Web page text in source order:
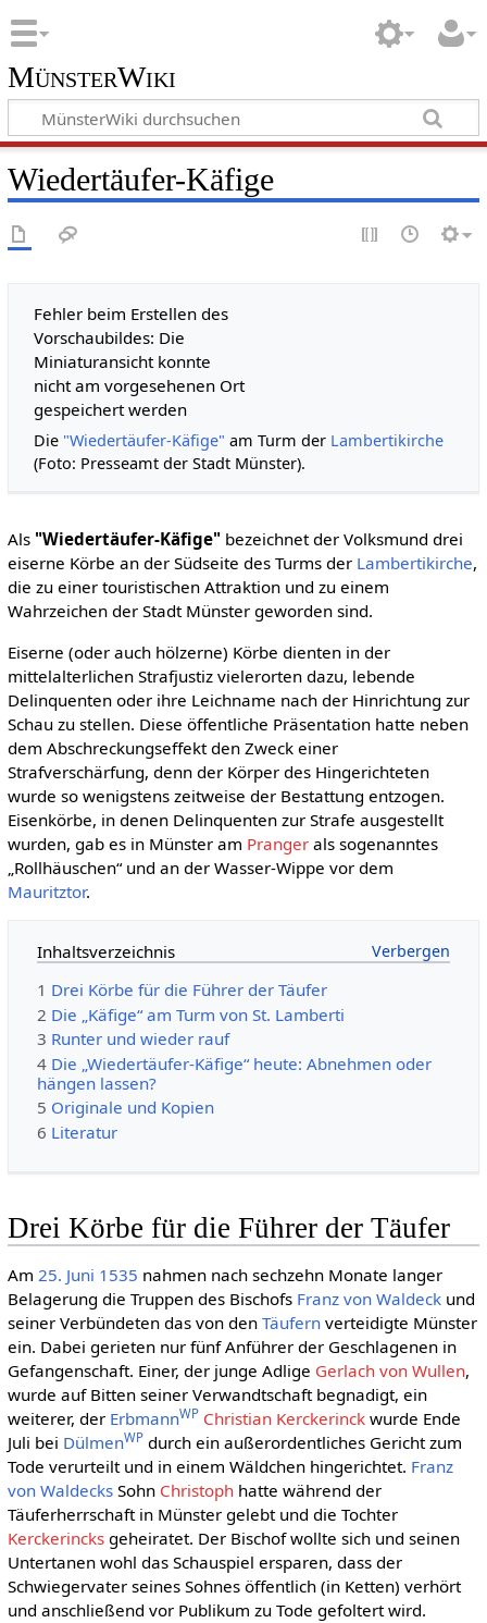
MünsterWiki
Wiedertäufer-Käfige
Fehler beim Erstellen des
Vorschaubildes: Die
Miniaturansicht konnte
nicht am vorgesehenen Ort
gespeichert werden
Die "Wiedertäufer-Käfige" am Turm der Lambertikirche
(Foto: Presseamt der Stadt Münster).
Als "Wiedertäufer-Käfige"bezeichnet der Volksmund drei
eiserne Körbe an der Südseite des Turms der Lambertikirche,
die zu einer touristischen Attraktion und zu einem
Wahrzeichen der Stadt Münster geworden sind.
Eiserne (oder auch hölzerne) Körbe dienten in der
mittelalterlichen Strafjustiz vielerorten dazu, lebende
Delinquenten oder ihre Leichname nach der Hinrichtung zur
Schau zu stellen. Diese öffentliche Präsentation hatte neben
dem Abschreckungseffekt den Zweck einer
Strafverschärfung, denn der Körper des Hingerichteten
wurde so wenigstens zeitweise der Bestattung entzogen.
Eisenkörbe, in denen Delinquenten zur Strafe ausgestellt
wurden, gab es in Münster am Prangerals sogenanntes
„Rollhäuschen“ und an der Wasser-Wippe vor dem
Mauritztor.
Inhaltsverzeichnis
1 Drei Körbe für die Führer der Täufer
2 Die „Käfige“ am Turm von St. Lamberti
3 Runter und wieder rauf
4 Die „Wiedertäufer-Käfige“ heute: Abnehmen oder
hängen lassen?
5 Originale und Kopien
6 Literatur
Drei Körbe für die Führer der Täufer
Am 25. Juni 1535 nahmen nach sechzehn Monate langer
Belagerung die Truppen des Bischofs Franz von Waldeckund
seiner Verbündeten das von den Täufernverteidigte Münster
ein. Dabei gerieten nur fünf Anführer der Geschlagenen in
Gefangenschaft. Einer, der junge Adlige Gerlach von Wullen,
wurde auf Bitten seiner Verwandtschaft begnadigt, ein
weiterer, der ErbmannWP Christian Kerckerinckwurde Ende
Juli bei DülmenWPdurch ein außerordentliches Gericht zum
Tode verurteilt und in einem Wäldchen hingerichtet. Franz
von WaldecksSohn Christophhatte während der
Täuferherrschaft in Münster gelebt und die Tochter
Kerckerincksgeheiratet. Der Bischof wollte sich und seinen
Untertanen wohl das Schauspiel ersparen, dass der
Schwiegervater seines Sohnes öffentlich (in Ketten) verhört
und anschließend vor Publikum zu Tode gefoltert wird.